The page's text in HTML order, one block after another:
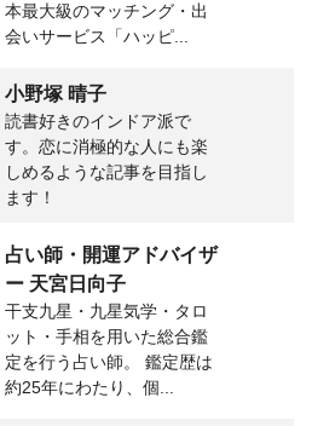
本最大級のマッチング・出
会いサービス「ハッピ...
小野塚 晴子
読書好きのインドア派で
す。恋に消極的な人にも楽
しめるような記事を目指し
ます！
占い師・開運アドバイザ
ー 天宮日向子
干支九星・九星気学・タロ
ット・手相を用いた総合鑑
定を行う占い師。 鑑定歴は
約25年にわたり、個...